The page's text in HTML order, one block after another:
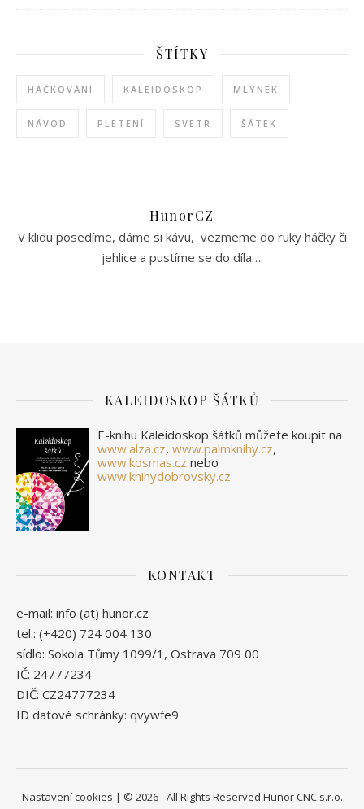
ŠTÍTKY
HÁČKOVÁNÍ KALEIDOSKOP MLÝNEK
NÁVOD PLETENÍ SVETR ŠÁTEK
HunorCZ
V klidu posedíme, dáme si kávu, vezmeme do ruky háčky či
jehlice a pustíme se do díla….
KALEIDOSKOP ŠÁTKŮ
E-knihu Kaleidoskop šátků můžete koupit na
www.alza.cz, www.palmknihy.cz,
www.kosmas.cz nebo
www.knihydobrovsky.cz
KONTAKT
e-mail: info (at) hunor.cz
tel.: (+420) 724 004 130
sídlo: Sokola Tůmy 1099/1, Ostrava 709 00
IČ: 24777234
DIČ: CZ24777234
ID datové schránky: qvywfe9
Nastavení cookies | © 2026 - All Rights Reserved Hunor CNC s.r.o.